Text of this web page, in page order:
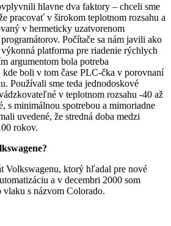
hlavne dva faktory – chceli sme
pracovať v širokom teplotnom rozsahu a
v hermeticky uzatvorenom
Počítače sa nám javili ako
platforma pre riadenie rýchlych
argumentom bola potreba
boli v tom čase PLC-čka v porovnaní
Používali sme teda jednodoskové
v teplotnom rozsahu -40 až
s minimálnou spotrebou a mimoriadne
uvedené, že stredná doba medzi
rokov.
Volkswagenu, ktorý hľadal pre nové
a v decembri 2000 som
vlaku s názvom Colorado.